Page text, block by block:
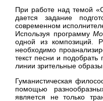
При работе над темой
дается задание
современном
Используя программу
одной из композиций.
необходимо
текст песни и
линии зрительные
Гуманистическая
помощью
является не только